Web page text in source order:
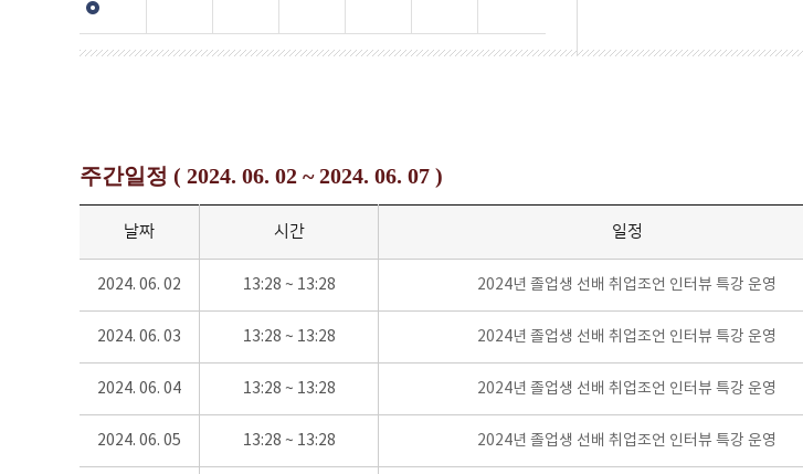
주간일정 ( 2024. 06. 02 ~ 2024. 06. 07 )
날짜 시간 일정
2024. 06. 02 13:28 ~ 13:28 2024년 졸업생 선배 취업조언 인터뷰 특강 운영
2024. 06. 03 13:28 ~ 13:28 2024년 졸업생 선배 취업조언 인터뷰 특강 운영
2024. 06. 04 13:28 ~ 13:28 2024년 졸업생 선배 취업조언 인터뷰 특강 운영
2024. 06. 05 13:28 ~ 13:28 2024년 졸업생 선배 취업조언 인터뷰 특강 운영